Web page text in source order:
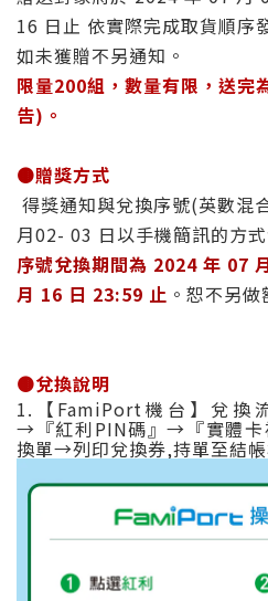
16 日止 依實際完成取貨順序
如未獲贈不另通知。
限量200組， 數量有限，送完
告)。
🟤贈獎方式
得獎通知與兌換序號(英數混
月02- 03 日以手機簡訊的方
序號兌換期間為 2024 年 07
月 16 日 23:59 止 。恕不另做
🟤兌換說明
1.【FamiPort機台】兌換
→『紅利PIN碼』→『實體
換單→列印兌換券,持單至結